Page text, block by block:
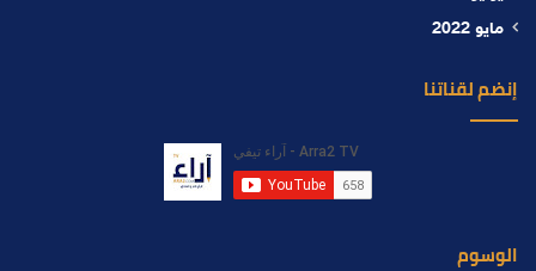
مايو 2022
إنضم لقناتنا
الوسوم